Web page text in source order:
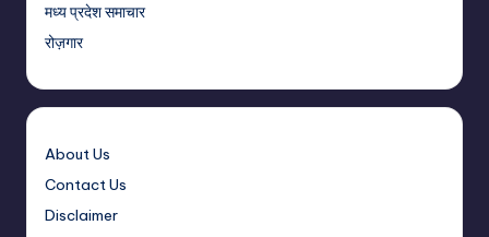
मध्य प्रदेश समाचार
रोज़गार
About Us
Contact Us
Disclaimer